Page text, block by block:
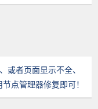
或者页面显示不全、
点管理器修复即可！